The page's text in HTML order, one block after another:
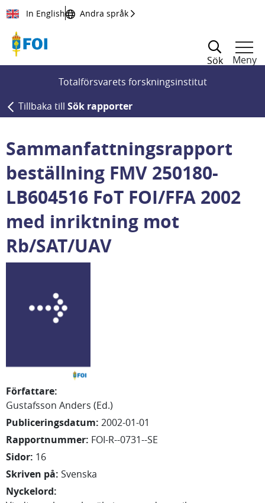
Till innehållet
In English Andra språk
Sök
Meny
Totalförsvarets forskningsinstitut
Tillbaka till Sök rapporter
Sammanfattningsrapport
beställning FMV 250180-
LB604516 FoT FOI/FFA 2002
med inriktning mot
Rb/SAT/UAV
Författare:
Gustafsson Anders (Ed.)
Publiceringsdatum: 2002-01-01
Rapportnummer: FOI-R--0731--SE
Sidor: 16
Skriven på: Svenska
Nyckelord: